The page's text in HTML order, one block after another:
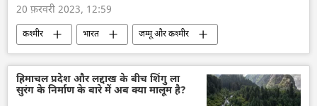
20 फ़रवरी 2023, 12:59
कश्मीर भारत
जम्मू और कश्मीर
प्राकृतिक विपदा
भूस्‍खलन
हिमाचल प्रदेश और लद्दाख के बीच शिंगु ला
सुरंग के निर्माण के बारे में अब क्या मालूम है?